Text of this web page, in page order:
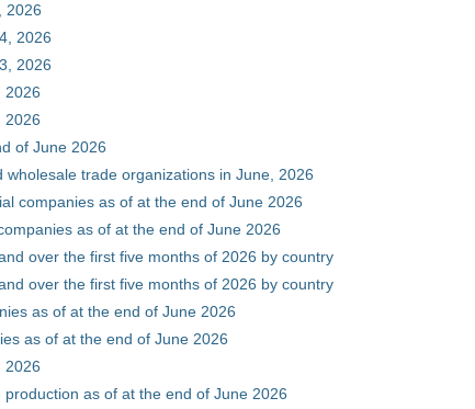
2026
2026
2026
2026
2026
of June 2026
trade organizations in June, 2026
companies as of at the end of June 2026
as of at the end of June 2026
over the first five months of 2026 by country
over the first five months of 2026 by country
as of at the end of June 2026
as of at the end of June 2026
2026
as of at the end of June 2026